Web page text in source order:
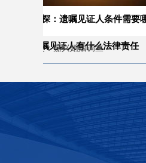
嘱见证人条件需要哪些-遗
人有什么法律责任
兴婚姻调查